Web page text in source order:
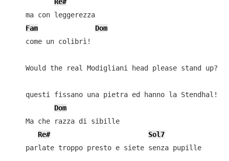
    ma con leggerezza
Fam
Dom
    come un colibrì!
    Would the real Modigliani head please stand up?
    questi fissano una pietra ed hanno la Stendhal!
Dom
    Ma che razza di sibille
Re#
Sol7
    parlate troppo presto e siete senza pupille